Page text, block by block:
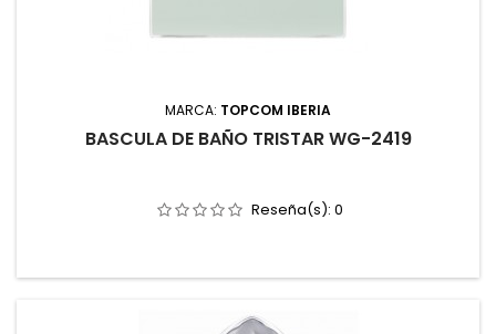
MARCA: TOPCOM IBERIA
BASCULA DE BAÑO TRISTAR WG-2419
Reseña(s): 0